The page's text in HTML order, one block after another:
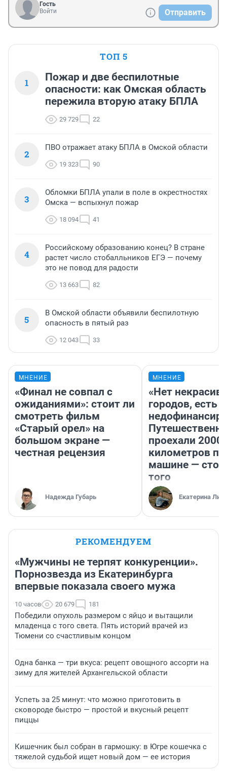
Гость
Войти
Отправить
ТОП 5
1
Пожар и две беспилотные
опасности: как Омская область
пережила вторую атаку БПЛА
29 729 22
2
ПВО отражает атаку БПЛА в Омской области
19 323 90
3
Обломки БПЛА упали в поле в окрестностях
Омска — вспыхнул пожар
18 094 41
4
Российскому образованию конец? В стране
растет число стобалльников ЕГЭ — почему
это не повод для радости
13 663 82
5
В Омской области объявили беспилотную
опасность в пятый раз
12 043 33
МНЕНИЕ
«Финал не совпал с
ожиданиями»: стоит ли
смотреть фильм
«Старый орел» на
большом экране —
честная рецензия
Надежда Губарь
МНЕНИЕ
«Нет
городов, есть
проехали 2000
километров по
машине —
того
Екатерина
РЕКОМЕНДУЕМ
«Мужчины не терпят конкуренции».
Порнозвезда из Екатеринбурга
впервые показала своего мужа
10 часов 20 679 181
Победили опухоль размером с яйцо и вытащили
младенца с того света. Пять историй врачей из
Тюмени со счастливым концом
Одна банка — три вкуса: рецепт овощного ассорти на
зиму для жителей Архангельской области
Успеть за 25 минут: что можно приготовить в
сковороде быстро — простой и вкусный рецепт
пиццы
Кишечник был собран в гармошку: в Югре кошечка с
тяжелой судьбой ищет новый дом — ее история